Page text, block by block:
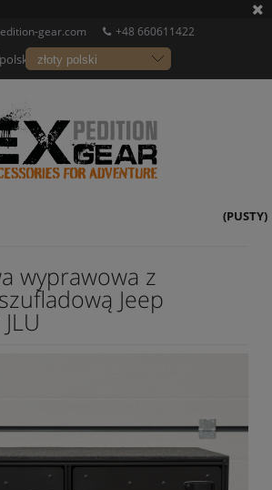
gear.com +48 660611422
(PUSTY)
wyprawowa z
Jeep